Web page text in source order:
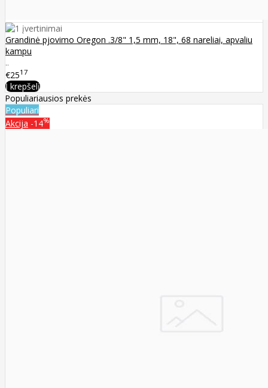
Grandinė pjovimo Oregon .3/8" 1,5 mm, 18", 68 nareliai, apvaliu
kampu
..
€2517
Į krepšelį
Populiariausios prekės
Populiari
Akcija -14%